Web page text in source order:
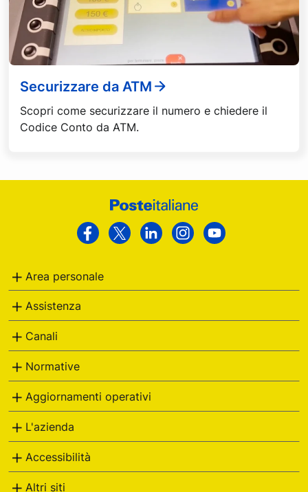
Securizzare da ATM
Scopri come securizzare il numero e chiedere il
Codice Conto da ATM.
Facebook
Twitter LinkedinInstagram
Area personale
Assistenza
Canali
Normative
Aggiornamenti operativi
L'azienda
Accessibilità
Altri siti